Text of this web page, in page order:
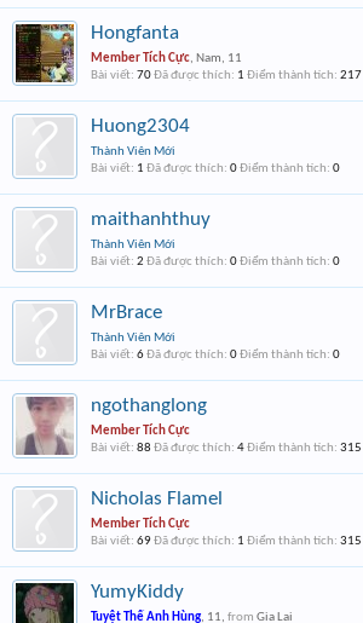
Hongfanta
Member Tích Cực, Nam, 11
Bài viết: 70Đã được thích: 1 Điểm thành tích: 217
Huong2304
Thành Viên Mới
Bài viết: 1 Đã được thích: 0Điểm thành tích: 0
maithanhthuy
Thành Viên Mới
Bài viết: 2 Đã được thích: 0Điểm thành tích: 0
MrBrace
Thành Viên Mới
Bài viết: 6Đã được thích: 0Điểm thành tích: 0
ngothanglong
Member Tích Cực
Bài viết: 88 Đã được thích: 4Điểm thành tích: 315
Nicholas Flamel
Member Tích Cực
Bài viết: 69Đã được thích: 1 Điểm thành tích: 315
YumyKiddy
Tuyệt Thế Anh Hùng, 11, from Gia Lai